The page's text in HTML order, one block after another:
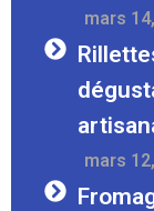
Mars
Mars